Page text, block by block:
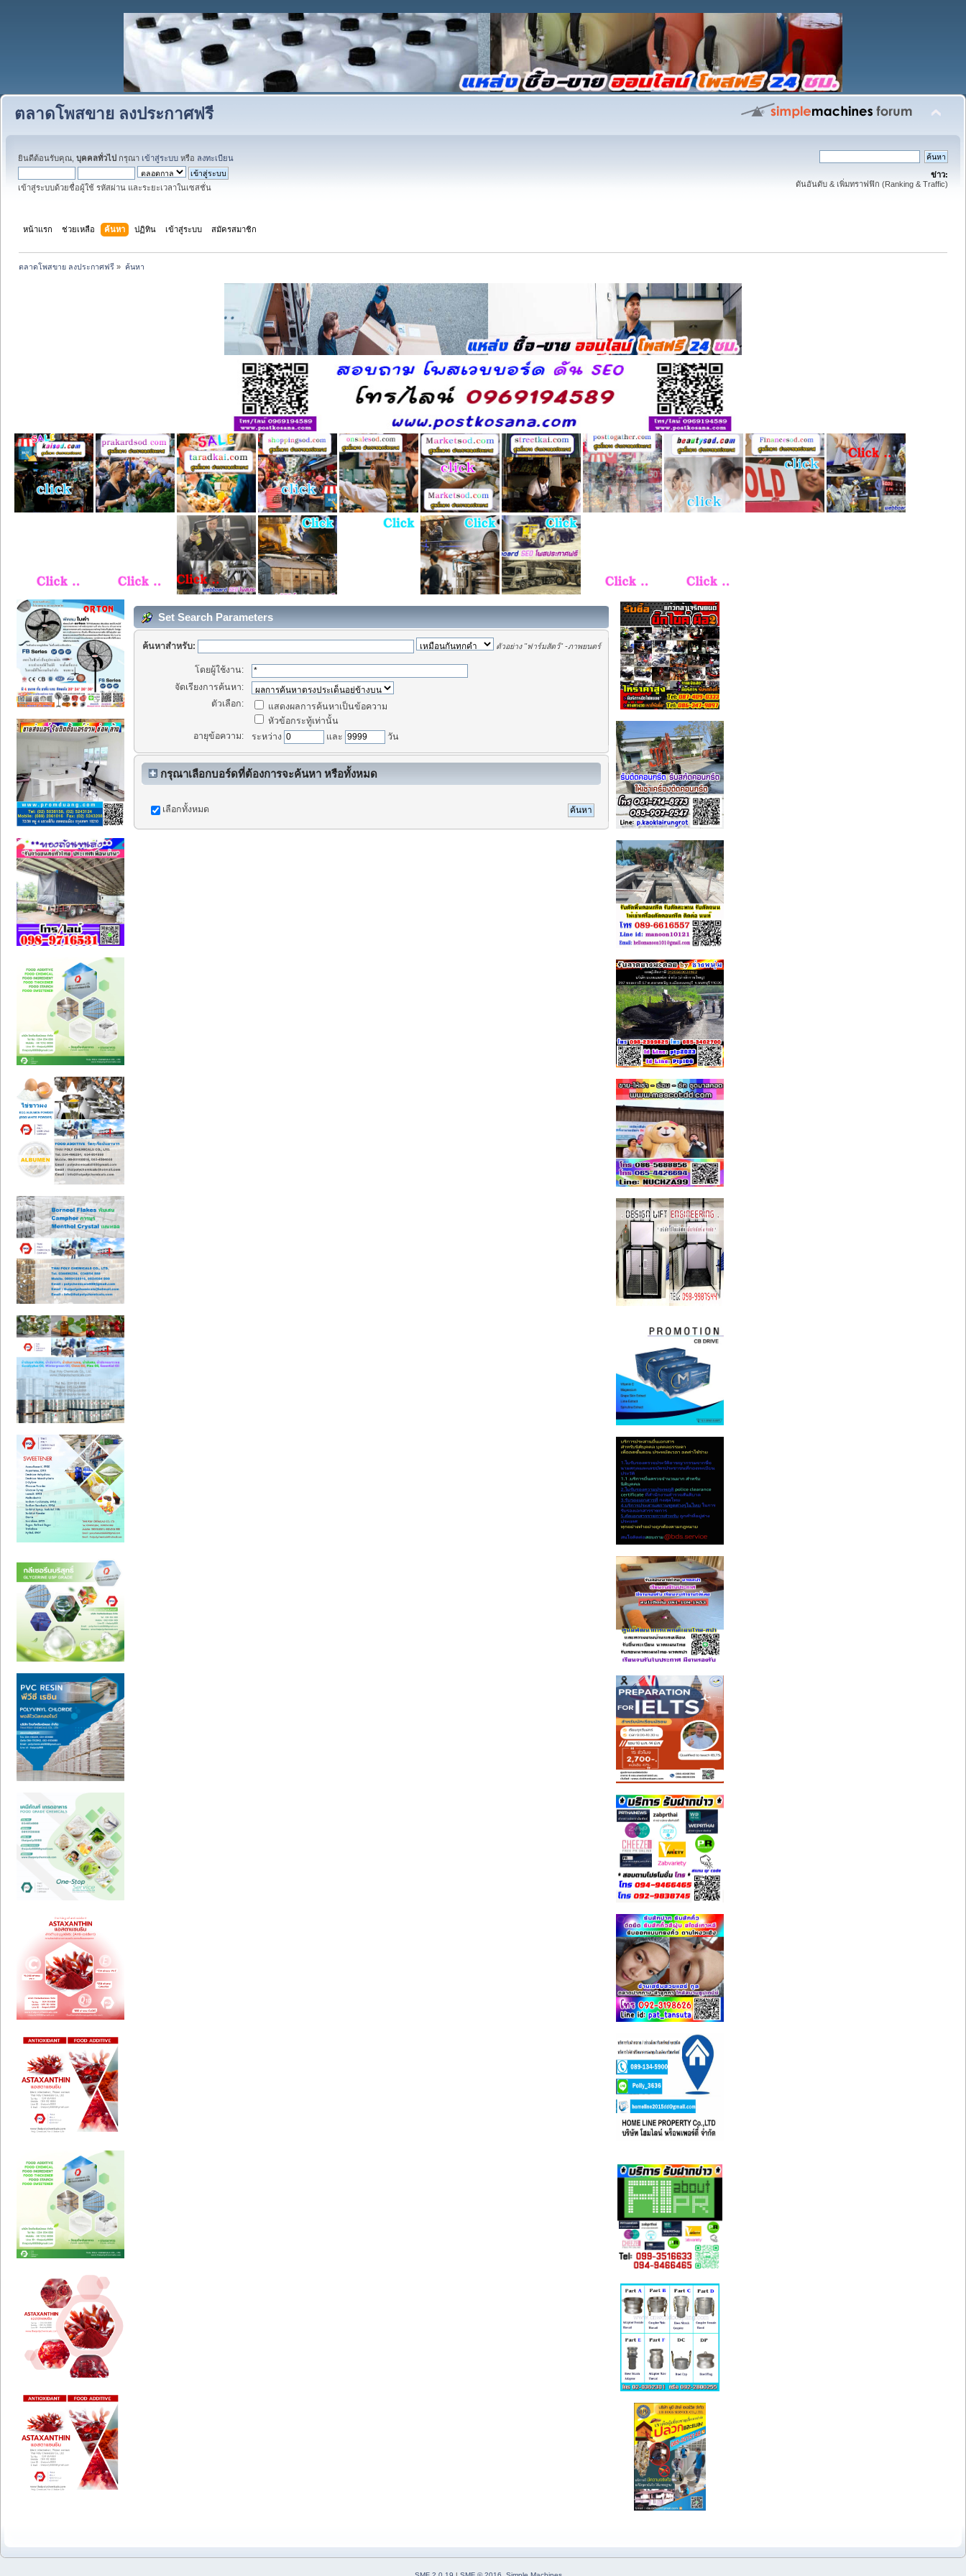
ตลาดโพสขาย ลงประกาศฟรี
ยินดีต้อนรับคุณ, บุคคลทั่วไป กรุณา เข้าสู่ระบบ หรือ ลงทะเบียน
เข้าสู่ระบบด้วยชื่อผู้ใช้ รหัสผ่าน และระยะเวลาในเซสชั่น
ข่าว:
ดันอันดับ & เพิ่มทราฟฟิก (Ranking & Traffic)
หน้าแรก ช่วยเหลือ ค้นหา ปฏิทิน เข้าสู่ระบบ สมัครสมาชิก
ตลาดโพสขาย ลงประกาศฟรี » ค้นหา
Set Search Parameters
ค้นหาสำหรับ: ตัวอย่าง"ฟาร์มสัตว์" -ภาพยนตร์
โดยผู้ใช้งาน:
จัดเรียงการค้นหา:
ตัวเลือก:
แสดงผลการค้นหาเป็นข้อความ
หัวข้อกระทู้เท่านั้น
อายุข้อความ:
ระหว่าง และ วัน
กรุณาเลือกบอร์ดที่ต้องการจะค้นหา หรือทั้งหมด
เลือกทั้งหมด